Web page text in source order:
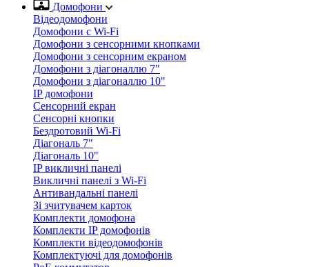
Домофони
Відеодомофони
Домофони с Wi-Fi
Домофони з сенсорними кнопками
Домофони з сенсорним екраном
Домофони з діагоналлю 7"
Домофони з діагоналлю 10"
IP домофони
Сенсорний екран
Сенсорні кнопки
Бездротовий Wi-Fi
Діагональ 7"
Діагональ 10"
IP викличні панелі
Викличні панелі з Wi-Fi
Антивандальні панелі
Зі зчитувачем карток
Комплекти домофона
Комплекти IP домофонів
Комплекти відеодомофонів
Комплектуючі для домофонів